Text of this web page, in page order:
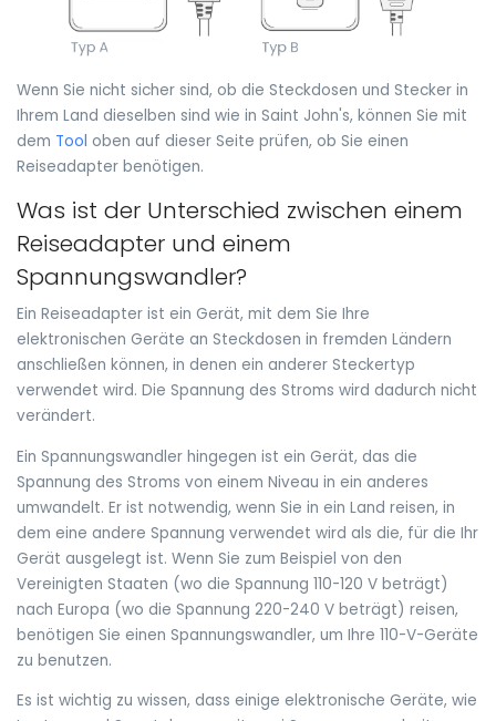
Wenn Sie nicht sicher sind, ob die Steckdosen und Stecker in
Ihrem Land dieselben sind wie in Saint John's, können Sie mit
dem Tool oben auf dieser Seite prüfen, ob Sie einen
Reiseadapter benötigen.
Was ist der Unterschied zwischen einem
Reiseadapter und einem
Spannungswandler?
Ein Reiseadapter ist ein Gerät, mit dem Sie Ihre
elektronischen Geräte an Steckdosen in fremden Ländern
anschließen können, in denen ein anderer Steckertyp
verwendet wird. Die Spannung des Stroms wird dadurch nicht
verändert.
Ein Spannungswandler hingegen ist ein Gerät, das die
Spannung des Stroms von einem Niveau in ein anderes
umwandelt. Er ist notwendig, wenn Sie in ein Land reisen, in
dem eine andere Spannung verwendet wird als die, für die Ihr
Gerät ausgelegt ist. Wenn Sie zum Beispiel von den
Vereinigten Staaten (wo die Spannung 110-120 V beträgt)
nach Europa (wo die Spannung 220-240 V beträgt) reisen,
benötigen Sie einen Spannungswandler, um Ihre 110-V-Geräte
zu benutzen.
Es ist wichtig zu wissen, dass einige elektronische Geräte, wie